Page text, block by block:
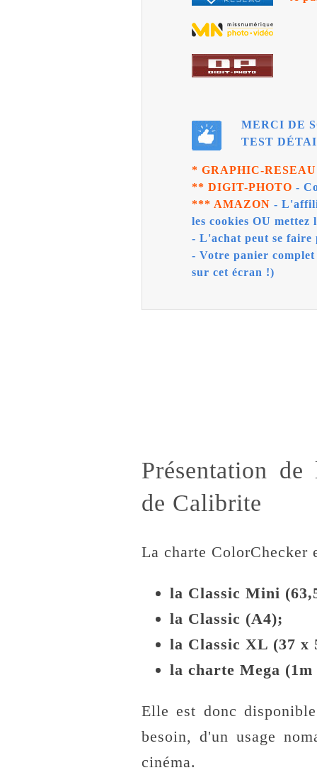
MERCI DE
TEST
* GRAPHIC-
** DIGIT-PHOTO -
*** AMAZON -
les cookies OU
- L'achat peut se faire
- Votre panier complet
sur cet écran !)
Présentation
de Calibrite
La charte ColorChecker
la Classic Mini
la Classic (A4);
la Classic XL (37 x
la charte Mega
Elle est donc
besoin, d'un usage
cinéma.